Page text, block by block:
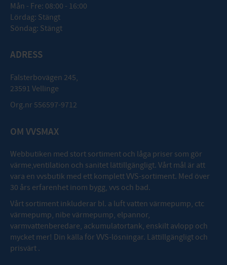
Mån - Fre: 08:00 - 16:00
Lördag: Stängt
Söndag: Stängt
ADRESS
Falsterbovägen 245,
23591 Vellinge
Org.nr 556597-9712
OM VVSMAX
Webbutiken med stort sortiment och låga priser som gör
värme,ventilation och sanitet lättillgängligt. Vårt mål är att
vara en vvsbutik med ett komplett VVS-sortiment. Med över
30 års erfarenhet inom bygg, vvs och bad.
Vårt sortiment inkluderar bl. a luft vatten värmepump, ctc
värmepump, nibe värmepump, elpannor,
varmvattenberedare, ackumulatortank, enskilt avlopp och
mycket mer! Din källa för VVS-lösningar. Lättillgängligt och
prisvärt .